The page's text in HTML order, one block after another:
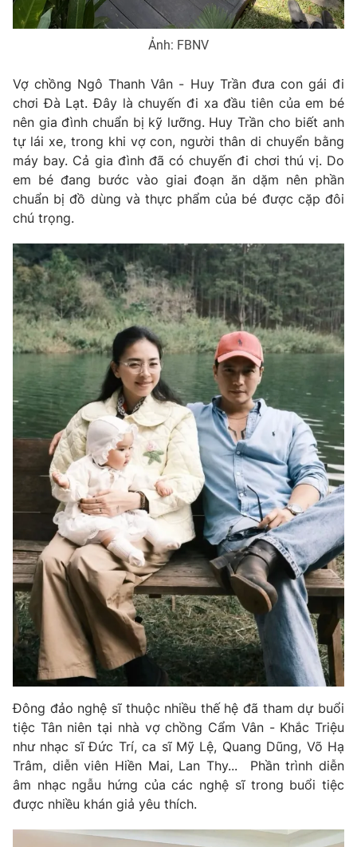
Ðiện thoại Thời báo VTV:
024.66 897 897
Email:toasoan@vtv.vn
024-7300.7108
® Cấm sao chép dưới mọi hình thức nếu không có sự chấp
thuận bằng văn bản. Ghi rõ nguồn VTV.vn khi phát hành lại
thông tin từ website này.
Ảnh: FBNV
Vợ chồng Ngô Thanh Vân - Huy Trần đưa con gái đi
chơi Đà Lạt. Đây là chuyến đi xa đầu tiên của em bé
nên gia đình chuẩn bị kỹ lưỡng. Huy Trần cho biết anh
tự lái xe, trong khi vợ con, người thân di chuyển bằng
máy bay. Cả gia đình đã có chuyến đi chơi thú vị. Do
em bé đang bước vào giai đoạn ăn dặm nên phần
chuẩn bị đồ dùng và thực phẩm của bé được cặp đôi
chú trọng.
Đông đảo nghệ sĩ thuộc nhiều thế hệ đã tham dự buổi
tiệc Tân niên tại nhà vợ chồng Cẩm Vân - Khắc Triệu
như nhạc sĩ Đức Trí, ca sĩ Mỹ Lệ, Quang Dũng, Võ Hạ
Trâm, diễn viên Hiền Mai, Lan Thy... Phần trình diễn
âm nhạc ngẫu hứng của các nghệ sĩ trong buổi tiệc
được nhiều khán giả yêu thích.